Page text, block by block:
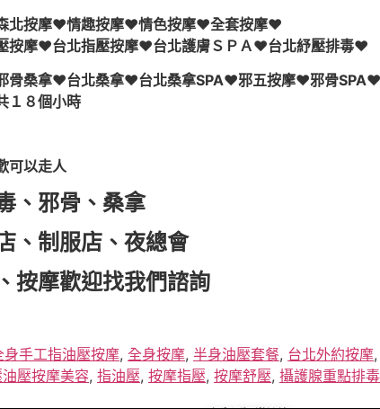
按摩♥情趣按摩♥情色按摩♥全套按摩♥
摩♥台北指壓按摩♥台北護膚ＳＰＡ♥台北紓壓排毒♥
桑拿♥台北桑拿♥台北桑拿SPA♥邪五按摩♥邪骨SPA♥
１８個小時
可以走人
、邪骨、桑拿
、制服店、夜總會
按摩歡迎找我們諮詢
身手工指油壓按摩, 全身按摩, 半身油壓套餐, 台北外約按摩,
壓按摩美容, 指油壓, 按摩指壓, 按摩舒壓, 攝護腺重點排毒